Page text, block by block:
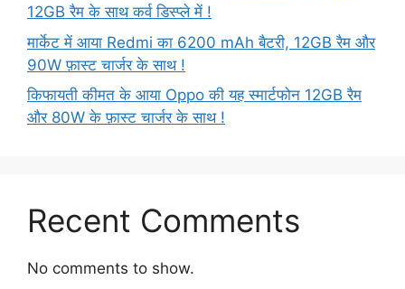
12GB रैम के साथ कर्व डिस्प्ले में !
मार्केट में आया Redmi का 6200 mAh बैटरी, 12GB रैम और
90W फ़ास्ट चार्जर के साथ !
किफायती कीमत के आया Oppo की यह स्मार्टफोन 12GB रैम
और 80W के फ़ास्ट चार्जर के साथ !
Recent Comments
No comments to show.